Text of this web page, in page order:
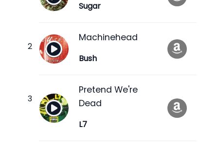
Sugar
Machinehead
Bush
Pretend We're
Dead
L7